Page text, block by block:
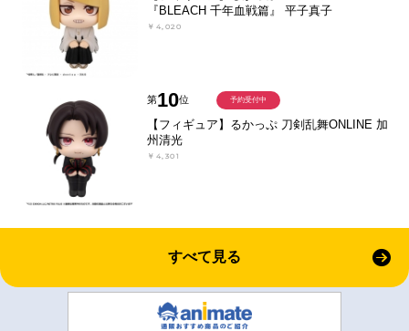
『BLEACH 千年血戦篇』 平子真子
￥4,020
第10位
【フィギュア】るかっぷ 刀剣乱舞ONLINE 加
州清光
￥4,301
予約受付中
すべて見る